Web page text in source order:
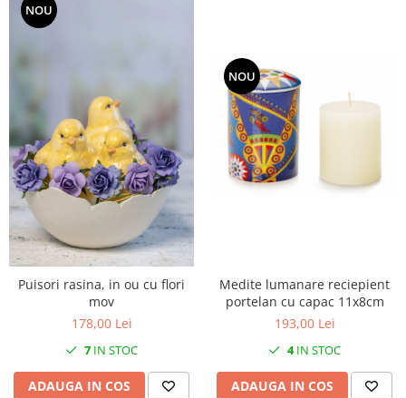
NOU
Puisori rasina, in ou cu flori
mov
178,00 Lei
7 IN STOC
ADAUGA IN COS
NOU
Medite lumanare reciepient
portelan cu capac 11x8cm
193,00 Lei
4IN STOC
ADAUGA IN COS